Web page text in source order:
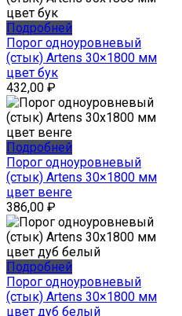
Подробней
Порог одноуровневый
(стык) Artens 30×1800 мм
цвет бук
432,00 ₽
Подробней
Порог одноуровневый
(стык) Artens 30×1800 мм
цвет венге
386,00 ₽
Подробней
Порог одноуровневый
(стык) Artens 30×1800 мм
цвет дуб белый